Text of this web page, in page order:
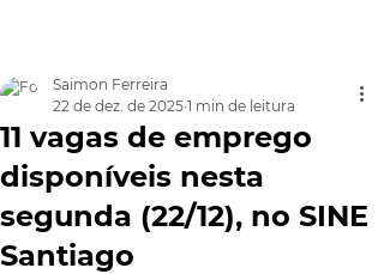
11 vagas de emprego
disponíveis nesta
segunda (22/12), no SINE
Santiago
Saimon Ferreira
22 de dez. de 2025 1 min de leitura